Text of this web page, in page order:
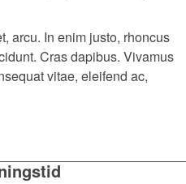
arcu. In enim justo, rhoncus
Cras dapibus. Vivamus
vitae, eleifend ac,